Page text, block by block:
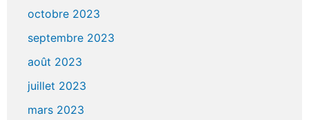
octobre 2023
septembre 2023
août 2023
juillet 2023
mars 2023